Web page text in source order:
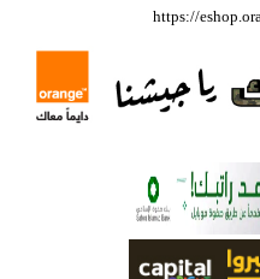
لحجاج بيت الله الحرام عبر مطار
https://